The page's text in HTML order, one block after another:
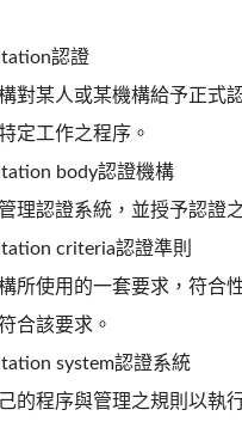
認證
對某人或某機構給予正式
定工作之程序。
body認證機構
理認證系統，並授予認證
criteria認證準則
所使用的一套要求，符合
合該要求。
system認證系統
的程序與管理之規則以執